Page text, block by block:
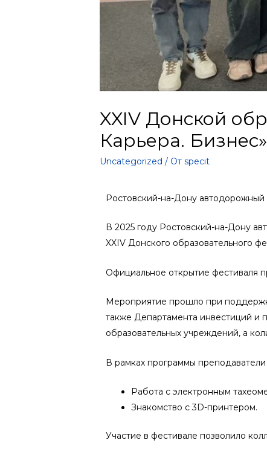
XXIV Донской
Карьера.
Uncategorized / От specit
Ростовский-на-Дону автодорожный
В 2025 году Ростовский-на-Дону
XXIV Донского образовательного
Официальное открытие фестиваля
Мероприятие прошло при
также Департамента инвестиций и
образовательных учреждений, а
В рамках программы
Работа с электронным
Знакомство с 3D-принтером.
Участие в фестивале позволило